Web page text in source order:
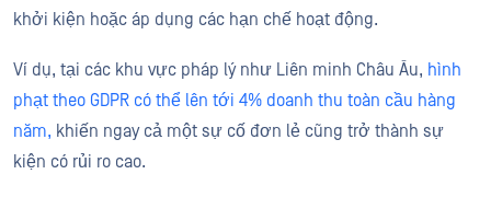
khởi kiện hoặc áp dụng các hạn chế hoạt động.
Ví dụ, tại các khu vực pháp lý như Liên minh Châu Âu, hình
phạt theo GDPR có thể lên tới 4% doanh thu toàn cầu hàng
năm, khiến ngay cả một sự cố đơn lẻ cũng trở thành sự
kiện có rủi ro cao.